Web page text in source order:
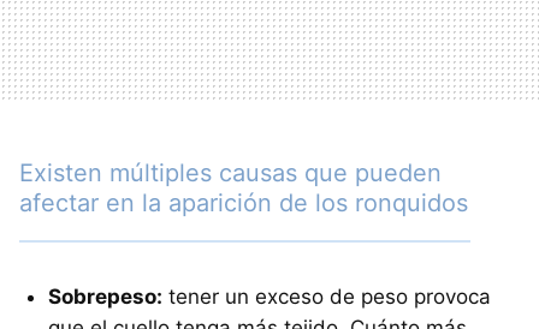
Existen múltiples causas que pueden
afectar en la aparición de los ronquidos
Sobrepeso: tener un exceso de peso provoca